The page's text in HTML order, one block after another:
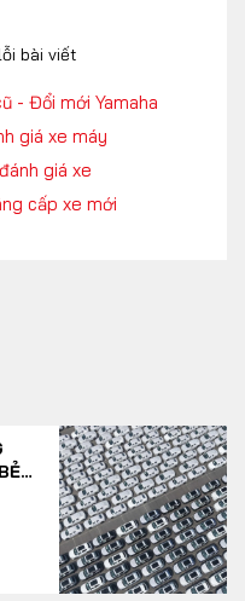
bài viết
- Đổi mới Yamaha
giá xe máy
giá xe
cấp xe mới